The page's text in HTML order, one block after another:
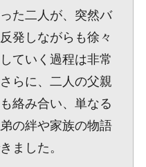
た二人が、突然バ
発しながらも徐々
ていく過程は非常
らに、二人の父親
絡み合い、単なる
の絆や家族の物語
ました。